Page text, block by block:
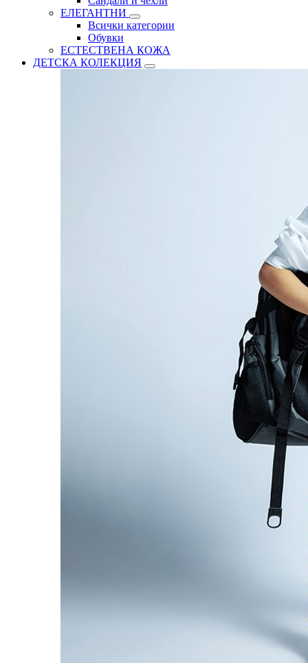
ЕЛЕГАНТНИ
Всички категории
Обувки
ЕСТЕСТВЕНА КОЖА
ДЕТСКА КОЛЕКЦИЯ